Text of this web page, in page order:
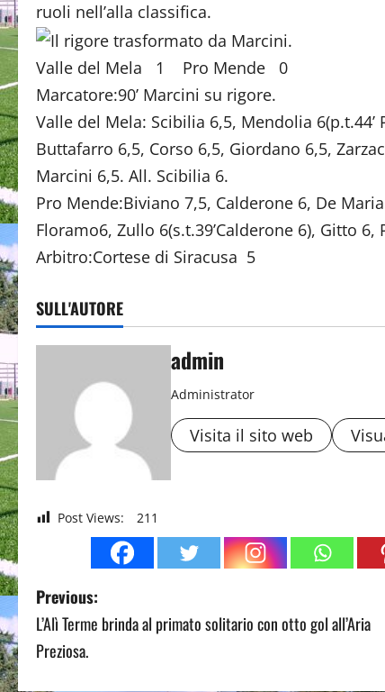
ruoli nell’alla classifica.
Valle del Mela 1 Pro Mende 0
Marcatore:90’ Marcini su rigore.
Valle del Mela: Scibilia 6,5, Mendolia
Buttafarro 6,5, Corso 6,5, Giordano 6,5,
Marcini 6,5. All. Scibilia 6.
Pro Mende:Biviano 7,5, Calderone 6, De
Floramo6, Zullo 6(s.t.39’Calderone 6), Gitto 6,
Arbitro:Cortese di Siracusa 5
SULL'AUTORE
admin
Administrator
Visita il sito web
Post Views: 211
P
o
Previous:
L’Alì Terme brinda al primato solitario con otto gol all’Aria
Preziosa.